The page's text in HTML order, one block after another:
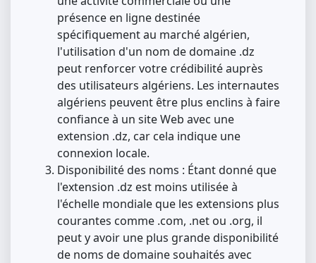
présence en ligne destinée
spécifiquement au marché algérien,
l'utilisation d'un nom de domaine .dz
peut renforcer votre crédibilité auprès
des utilisateurs algériens. Les internautes
algériens peuvent être plus enclins à faire
confiance à un site Web avec une
extension .dz, car cela indique une
connexion locale.
Disponibilité des noms : Étant donné que
l'extension .dz est moins utilisée à
l'échelle mondiale que les extensions plus
courantes comme .com, .net ou .org, il
peut y avoir une plus grande disponibilité
de noms de domaine souhaités avec